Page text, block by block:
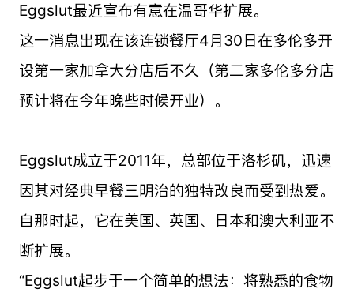
Eggslut最近宣布有意在温哥华扩展。
这一消息出现在该连锁餐厅4月30日在多伦多开
设第一家加拿大分店后不久（第二家多伦多分店
预计将在今年晚些时候开业）。
Eggslut成立于2011年，总部位于洛杉矶，迅速
因其对经典早餐三明治的独特改良而受到热爱。
自那时起，它在美国、英国、日本和澳大利亚不
断扩展。
“Eggslut起步于一个简单的想法：将熟悉的食物